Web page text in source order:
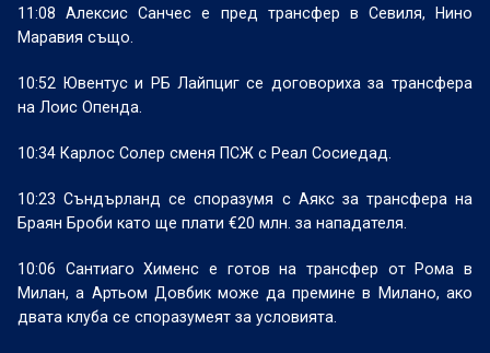
11:08 Алексис Санчес е пред трансфер в Севиля, Нино
Маравия също.
10:52 Ювентус и РБ Лайпциг се договориха за трансфера
на Лоис Опенда.
10:34 Карлос Солер сменя ПСЖ с Реал Сосиедад.
10:23 Съндърланд се споразумя с Аякс за трансфера на
Браян Броби като ще плати €20 млн. за нападателя.
10:06 Сантиаго Хименс е готов на трансфер от Рома в
Милан, а Артьом Довбик може да премине в Милано, ако
двата клуба се споразумеят за условията.